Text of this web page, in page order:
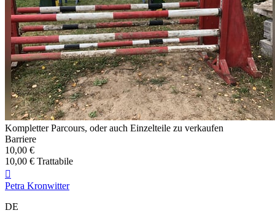
Kompletter Parcours, oder auch Einzelteile zu verkaufen
Barriere
10,00 €
10,00 € Trattabile

Petra Kronwitter
DE